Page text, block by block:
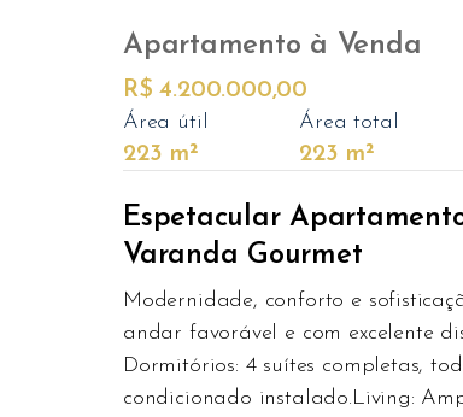
Apartamento à Venda
R$ 4.200.000,00
Área útil
223 m²
Área total
223 m²
Espetacular
Varanda Gourmet
Modernidade, conforto e
andar favorável e com excelente
Dormitórios: 4 suítes completas,
condicionado instalado.Living: